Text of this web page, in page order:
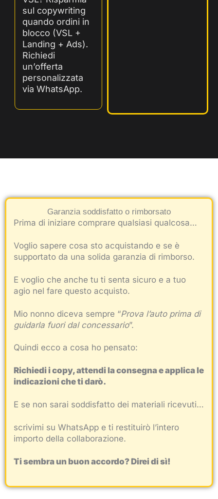
sul copywriting
quando ordini in
blocco (VSL +
Landing + Ads).
Richiedi
un’offerta
personalizzata
via WhatsApp.
Garanzia soddisfatto o rimborsato
Prima di iniziare comprare qualsiasi qualcosa…
Voglio sapere cosa sto acquistando e se è
supportato da una solida garanzia di rimborso.
E voglio che anche tu ti senta sicuro e a tuo
agio nel fare questo acquisto.
Mio nonno diceva sempre “Prova l’auto prima di
guidarla fuori dal concessario”.
Quindi ecco a cosa ho pensato:
Richiedi i copy, attendi la consegna e applica le
indicazioni che ti darò.
E se non sarai soddisfatto dei materiali ricevuti…
scrivimi su WhatsApp e ti restituirò l’intero
importo della collaborazione.
Ti sembra un buon accordo? Direi di sì!